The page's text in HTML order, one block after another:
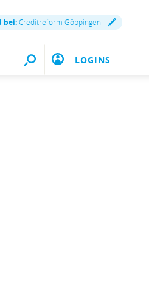
bei:Creditreform Göppingen
LOGINS